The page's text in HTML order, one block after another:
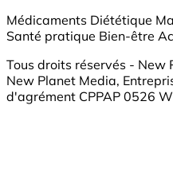
Médicaments Diététique
Santé pratique Bien-être
Tous droits réservés - New
New Planet Media,
d'agrément CPPAP 0526